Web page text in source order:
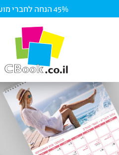
45% הנחה לחברי מועדון ומצטרפים חדשים |